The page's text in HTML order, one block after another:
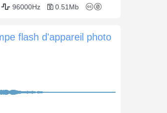
96000Hz 0.51Mb
flash d'appareil photo